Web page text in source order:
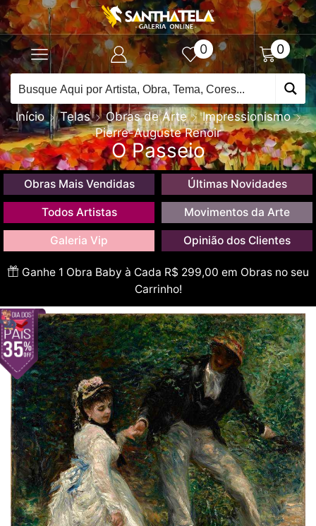
0 0
Início Telas Obras de Arte
Impressionismo
Pierre-Auguste Renoir
O Passeio
Obras Mais Vendidas Últimas Novidades
Todos Artistas Movimentos da Arte
Galeria Vip Opinião dos Clientes
Ganhe 1 Obra Baby à Cada R$ 299,00 em Obras no seu
Carrinho!